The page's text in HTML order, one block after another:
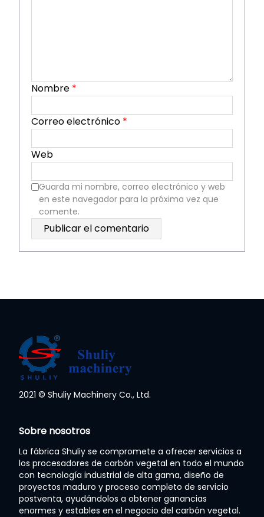
Nombre *
Correo electrónico *
Web
Guarda mi nombre, correo electrónico y web
en este navegador para la próxima vez que
comente.
2021 © Shuliy Machinery Co., Ltd.
Sobre nosotros
La fábrica Shuliy se compromete a ofrecer servicios a
los procesadores de carbón vegetal en todo el mundo
con tecnología industrial de alta gama, diseño de
proyectos maduro y proceso completo de servicio
postventa, ayudándolos a obtener ganancias
enormes y estables en el negocio del carbón vegetal.